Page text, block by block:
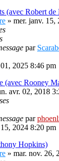
(avec Robert de
» mer. janv. 15,
par
2025 8:46 pm
(avec Rooney
avr. 02, 2018
par
2024 8:20 pm
Hopkins)
» mar. nov. 26,